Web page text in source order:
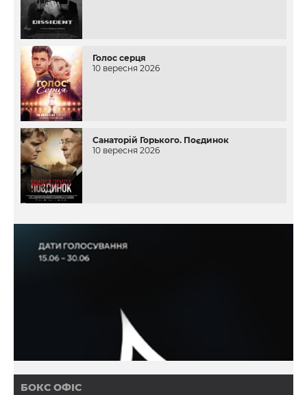
Голос серця
10 вересня 2026
Санаторій Горького. Поєдинок
10 вересня 2026
БОКС ОФІС